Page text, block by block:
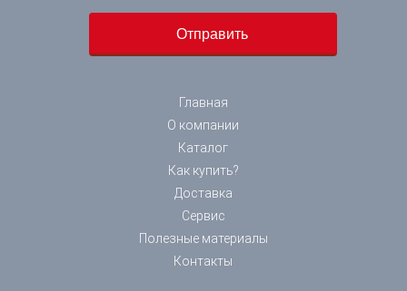
Главная
О компании
Каталог
Как купить?
Доставка
Сервис
Полезные материалы
Контакты